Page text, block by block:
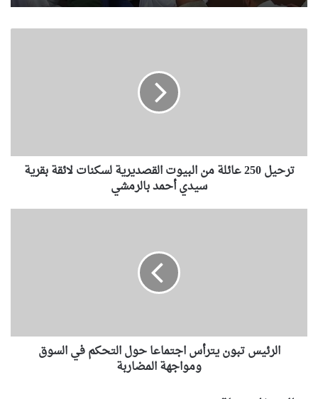
ع
ة
ت
ترحيل 250 عائلة من البيوت القصديرية لسكنات لائقة بقرية
سيدي أحمد بالرمشي
و
الرئيس تبون يترأس اجتماعا حول التحكم في السوق
ومواجهة المضاربة